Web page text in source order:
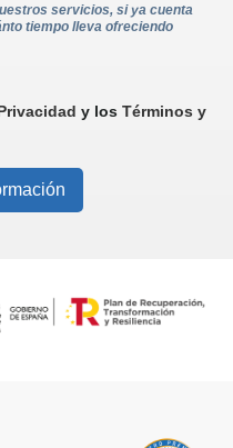
servicios, si ya cuenta
tiempo lleva ofreciendo
y los Términos y